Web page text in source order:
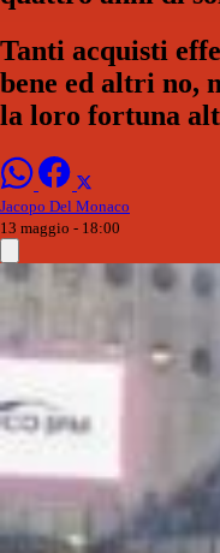
Tanti acquisti
bene ed altri no,
la loro fortuna
Jacopo Del Monaco
13 maggio - 18:00